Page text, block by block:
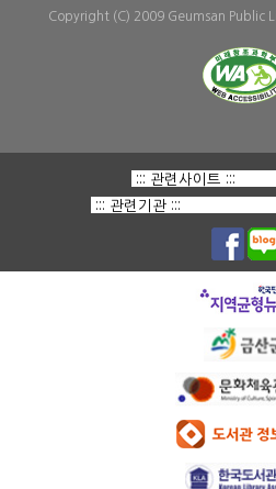
Copyright (C) 2009 Geumsan Public